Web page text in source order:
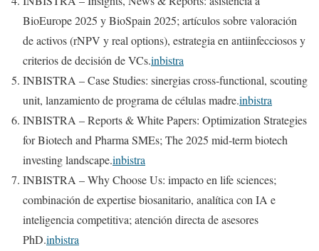
BioEurope 2025 y BioSpain 2025; artículos sobre valoración
de activos (rNPV y real options), estrategia en antiinfecciosos y
criterios de decisión de VCs.inbistra
INBISTRA – Case Studies: sinergias cross‑functional, scouting
unit, lanzamiento de programa de células madre.inbistra
INBISTRA – Reports & White Papers: Optimization Strategies
for Biotech and Pharma SMEs; The 2025 mid‑term biotech
investing landscape.inbistra
INBISTRA – Why Choose Us: impacto en life sciences;
combinación de expertise biosanitario, analítica con IA e
inteligencia competitiva; atención directa de asesores
PhD.inbistra